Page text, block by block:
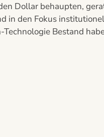
Dollar behaupten,
in den Fokus
Bestand